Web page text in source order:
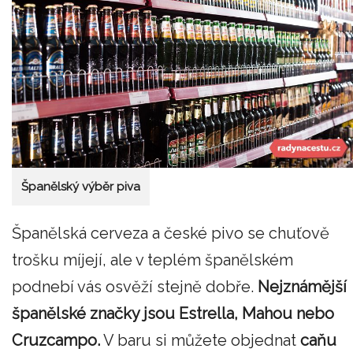
Španělský výběr piva
Španělská cerveza a české pivo se chuťově
trošku míjejí, ale v teplém španělském
podnebí vás osvěží stejně dobře. Nejznámější
španělské značky jsou Estrella, Mahou nebo
Cruzcampo.V baru si můžete objednat caňu